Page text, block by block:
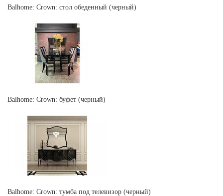
Balhome: Crown: стол обеденный (черный)
Balhome: Crown: буфет (черный)
Balhome: Crown: тумба под телевизор (черный)